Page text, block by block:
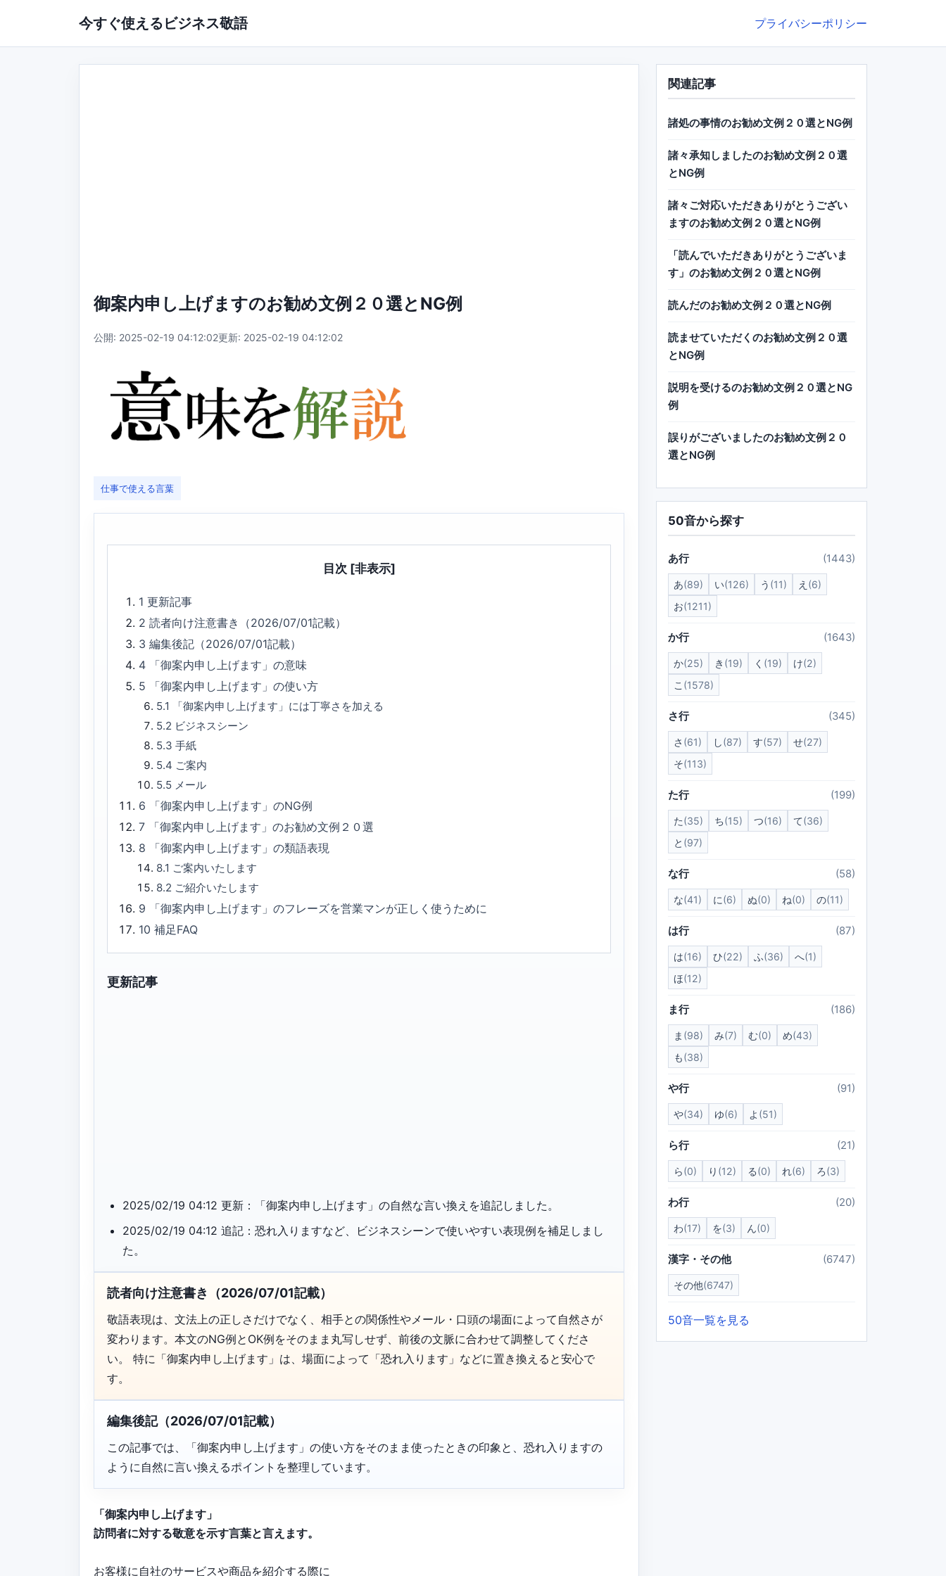
今すぐ使えるビジネス敬語 プライバシーポリシー
御案内申し上げますのお勧め文例２０選とNG例
公開: 2025-02-19 04:12:02更新: 2025-02-19 04:12:02
仕事で使える言葉
目次 [非表示]
1更新記事
2読者向け注意書き（2026/07/01記載）
3編集後記（2026/07/01記載）
4
「御案内申し上げます」の意味
5
「御案内申し上げます」の使い方
5.1
「御案内申し上げます」には丁寧さを加える
5.2 ビジネスシーン
5.3 手紙
5.4 ご案内
5.5 メール
6
「御案内申し上げます」のNG例
7
「御案内申し上げます」のお勧め文例２０選
8
「御案内申し上げます」の類語表現
8.1 ご案内いたします
8.2 ご紹介いたします
9
「御案内申し上げます」のフレーズを営業マンが正しく使うために
10補足FAQ
更新記事
2025/02/19 04:12 更新：「御案内申し上げます」の自然な言い換えを追記しました。
2025/02/19 04:12 追記：恐れ入りますなど、ビジネスシーンで使いやすい表現例を補足しまし
た。
読者向け注意書き（2026/07/01記載）
敬語表現は、文法上の正しさだけでなく、相手との関係性やメール・口頭の場面によって自然さが
変わります。本文のNG例とOK例をそのまま丸写しせず、前後の文脈に合わせて調整してくださ
い。 特に「御案内申し上げます」は、場面によって「恐れ入ります」などに置き換えると安心で
す。
編集後記（2026/07/01記載）
この記事では、「御案内申し上げます」の使い方をそのまま使ったときの印象と、恐れ入りますの
ように自然に言い換えるポイントを整理しています。
「御案内申し上げます」
訪問者に対する敬意を示す言葉と言えます。
お客様に自社のサービスや商品を紹介する際に
関連記事
諸処の事情のお勧め文例２０選とNG例
諸々承知しましたのお勧め文例２０選
とNG例
諸々ご対応いただきありがとうござい
ますのお勧め文例２０選とNG例
「読んでいただきありがとうございま
す」のお勧め文例２０選とNG例
読んだのお勧め文例２０選とNG例
読ませていただくのお勧め文例２０選
とNG例
説明を受けるのお勧め文例２０選とNG
例
誤りがございましたのお勧め文例２０
選とNG例
50音から探す
あ行 (1443)
あ(89) い(126) う (11) え (6)
お(1211)
か行 (1643)
か(25) き (19) く (19) け(2)
こ (1578)
さ行 (345)
さ (61) し(87) す(57) せ(27)
そ(113)
た行 (199)
た(35) ち(15) つ(16) て(36)
と (97)
な行 (58)
な(41) に(6) ぬ(0) ね(0) の(11)
は行 (87)
は(16) ひ(22) ふ(36) へ(1)
ほ(12)
ま行 (186)
ま (98) み(7) む(0) め(43)
も(38)
や行 (91)
や(34) ゆ(6) よ (51)
ら行 (21)
ら(0) り (12) る(0) れ(6) ろ(3)
わ行 (20)
わ(17) を(3) ん(0)
漢字・その他 (6747)
その他(6747)
50音一覧を見る